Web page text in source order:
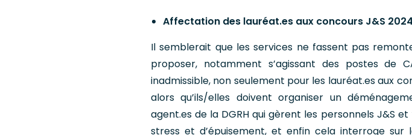
Affectation des lauréat.es aux concours J&S 2024
Il semblerait que les services ne fassent pas
proposer, notamment s’agissant des postes de
inadmissible, non seulement pour les lauréat.es aux
alors qu’ils/elles doivent organiser un
agent.es de la DGRH qui gèrent les personnels J&S
stress et d’épuisement, et enfin cela interroge sur